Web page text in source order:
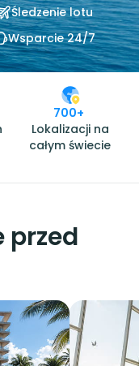
Śledzenie lotu
Wsparcie 24/7
700+
Lokalizacji na
całym świecie
przed